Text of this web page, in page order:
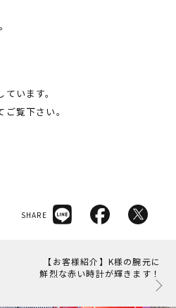
います。
覧下さい。
SHARE
【お客様紹介】K様の腕元に
鮮烈な赤い時計が輝きます！